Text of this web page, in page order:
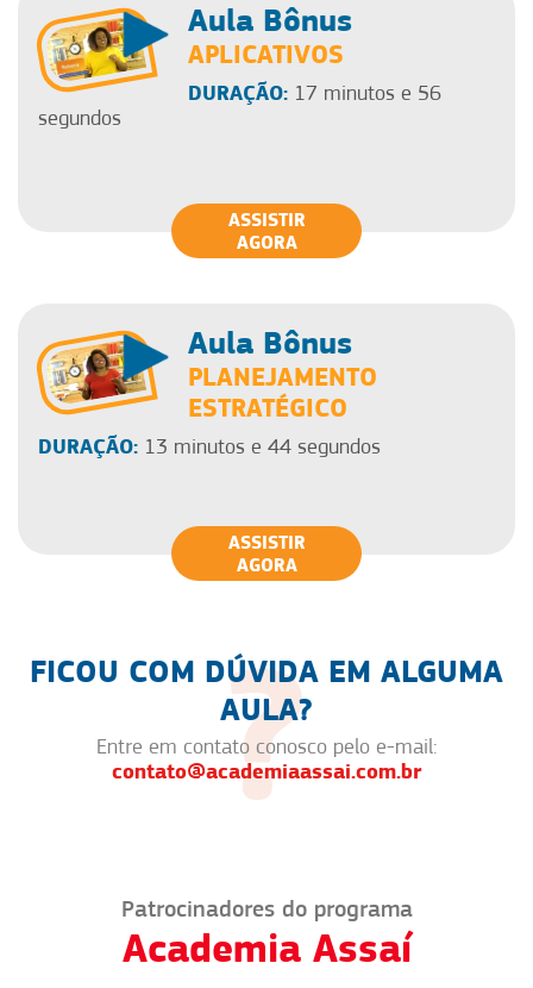
Aula Bônus
APLICATIVOS
DURAÇÃO:17 minutos e 56
segundos
ASSISTIR
AGORA
Aula Bônus
PLANEJAMENTO
ESTRATÉGICO
DURAÇÃO:13 minutos e 44 segundos
ASSISTIR
AGORA
FICOU COM DÚVIDA EM ALGUMA
AULA?
Entre em contato conosco pelo e-mail:
contato@academiaassai.com.br
Patrocinadores do programa
Academia Assaí